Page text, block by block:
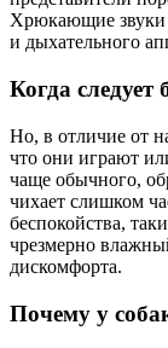
Хрюкающие звуки
и дыхательного
Когда следует
Но, в отличие от
что они играют
чаще обычного,
чихает слишком
беспокойства,
чрезмерно
дискомфорта.
Почему у